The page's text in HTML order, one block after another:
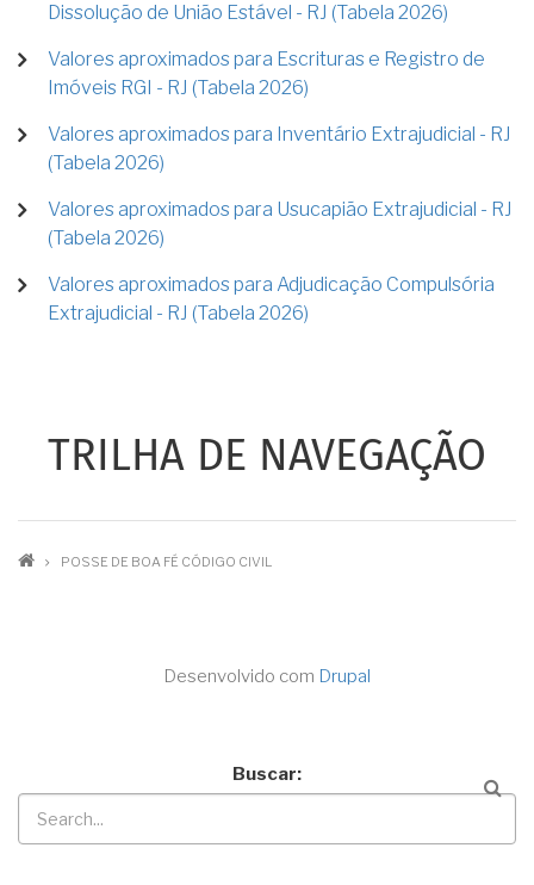
Dissolução de União Estável - RJ (Tabela 2026)
Valores aproximados para Escrituras e Registro de
Imóveis RGI - RJ (Tabela 2026)
Valores aproximados para Inventário Extrajudicial - RJ
(Tabela 2026)
Valores aproximados para Usucapião Extrajudicial - RJ
(Tabela 2026)
Valores aproximados para Adjudicação Compulsória
Extrajudicial - RJ (Tabela 2026)
TRILHA DE NAVEGAÇÃO
POSSE DE BOA FÉ CÓDIGO CIVIL
Desenvolvido com Drupal
Buscar